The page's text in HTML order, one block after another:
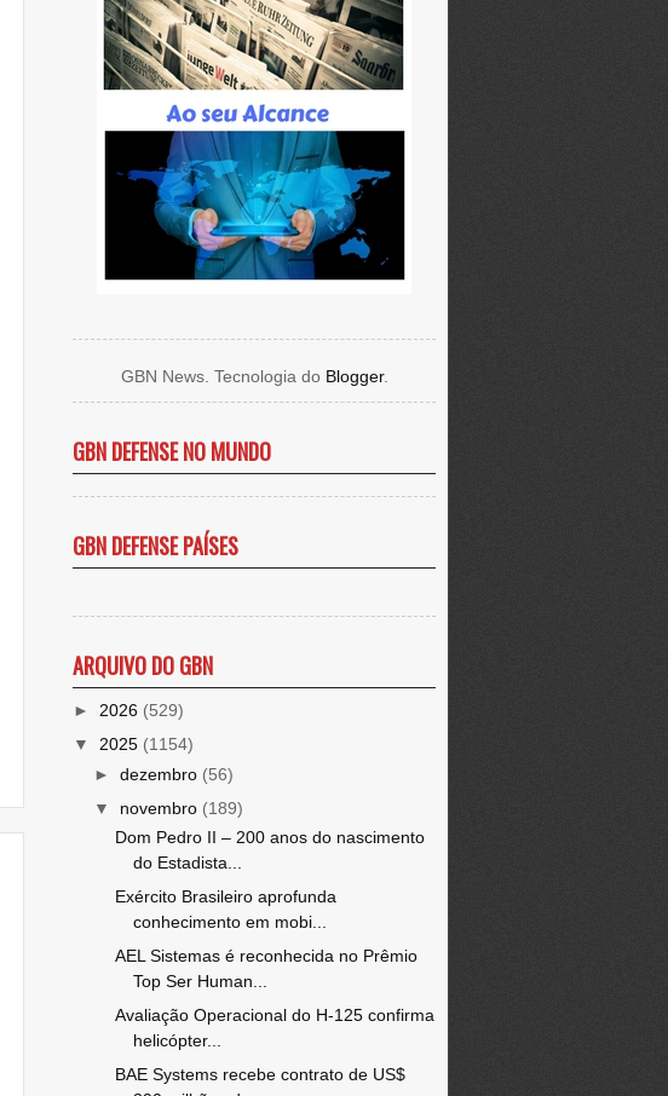
GBN News. Tecnologia do Blogger.
GBN DEFENSE NO MUNDO
GBN DEFENSE PAÍSES
ARQUIVO DO GBN
► 2026 (529)
▼ 2025 (1154)
► dezembro (56)
▼ novembro (189)
Dom Pedro II – 200 anos do nascimento
do Estadista...
Exército Brasileiro aprofunda
conhecimento em mobi...
AEL Sistemas é reconhecida no Prêmio
Top Ser Human...
Avaliação Operacional do H-125 confirma
helicópter...
BAE Systems recebe contrato de US$